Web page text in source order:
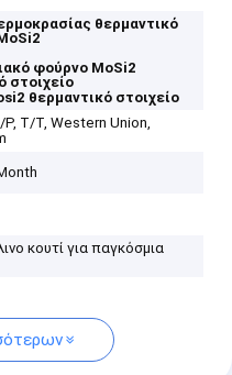
θερμαντικό
φούρνο MoSi2
στοιχείο
θερμαντικό στοιχείο
P, T/T, Western Union,
κουτί για παγκόσμια